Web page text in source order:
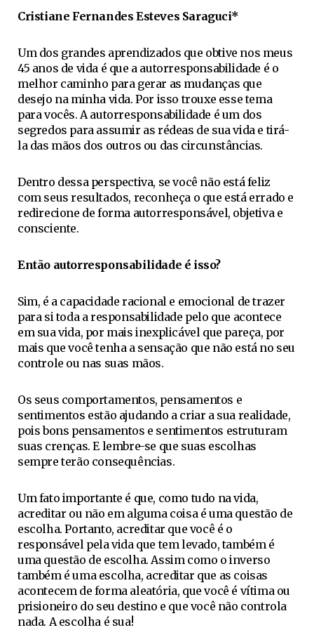
Cristiane Fernandes Esteves Saraguci*
Um dos grandes aprendizados que obtive nos meus
45 anos de vida é que a autorresponsabilidade é o
melhor caminho para gerar as mudanças que
desejo na minha vida. Por isso trouxe esse tema
para vocês. A autorresponsabilidade é um dos
segredos para assumir as rédeas de sua vida e tirá-
la das mãos dos outros ou das circunstâncias.
Dentro dessa perspectiva, se você não está feliz
com seus resultados, reconheça o que está errado e
redirecione de forma autorresponsável, objetiva e
consciente.
Então autorresponsabilidade é isso?
Sim, é a capacidade racional e emocional de trazer
para si toda a responsabilidade pelo que acontece
em sua vida, por mais inexplicável que pareça, por
mais que você tenha a sensação que não está no seu
controle ou nas suas mãos.
Os seus comportamentos, pensamentos e
sentimentos estão ajudando a criar a sua realidade,
pois bons pensamentos e sentimentos estruturam
suas crenças. E lembre-se que suas escolhas
sempre terão consequências.
Um fato importante é que, como tudo na vida,
acreditar ou não em alguma coisa é uma questão de
escolha. Portanto, acreditar que você é o
responsável pela vida que tem levado, também é
uma questão de escolha. Assim como o inverso
também é uma escolha, acreditar que as coisas
acontecem de forma aleatória, que você é vítima ou
prisioneiro do seu destino e que você não controla
nada. A escolha é sua!